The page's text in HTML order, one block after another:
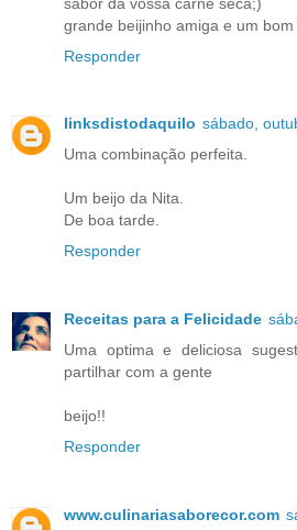
grande beijinho amiga e um bom
Responder
linksdistodaquilo sábado,
Uma combinação perfeita.
Um beijo da Nita.
De boa tarde.
Responder
Receitas para a Felicidade
Uma optima e deliciosa
partilhar com a gente
beijo!!
Responder
www.culinariasaborecor.com